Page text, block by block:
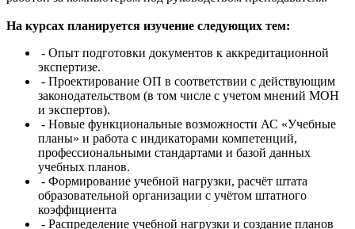
На курсах планируется изучение следующих тем:
- Опыт подготовки документов к аккредитационной
экспертизе.
- Проектирование ОП в соответствии с действующим
законодательством (в том числе с учетом мнений МОН
и экспертов).
- Новые функциональные возможности АС «Учебные
планы» и работа с индикаторами компетенций,
профессиональными стандартами и базой данных
учебных планов.
- Формирование учебной нагрузки, расчёт штата
образовательной организации с учётом штатного
коэффициента
- Распределение учебной нагрузки и создание планов